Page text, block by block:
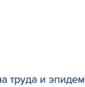
труда и